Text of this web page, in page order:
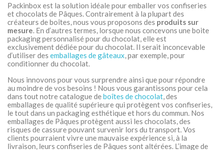
Packinbox est la solution idéale pour emballer vos confiseries
et chocolats de Pâques. Contrairement à la plupart des
créateurs de boîtes, nous vous proposons des produits sur
mesure. En d’autres termes, lorsque nous concevons une boite
packaging personnalisé pour du chocolat, elle est
exclusivement dédiée pour du chocolat. Il serait inconcevable
d’utiliser des emballages de gâteaux, par exemple, pour
conditionner du chocolat.
Nous innovons pour vous surprendre ainsi que pour répondre
au moindre de vos besoins ! Nous vous garantissons pour cela
dans tout notre catalogue deboîtes de chocolat, des
emballages de qualité supérieure qui protègent vos confiseries,
le tout dans un packaging esthétique et hors du commun. Nos
emballages de Pâques protègent aussi les chocolats, des
risques de cassure pouvant survenir lors du transport. Vos
clients pourraient vivre une mauvaise expérience si, à la
livraison, leurs confiseries de Pâques sont altérées. L’image de